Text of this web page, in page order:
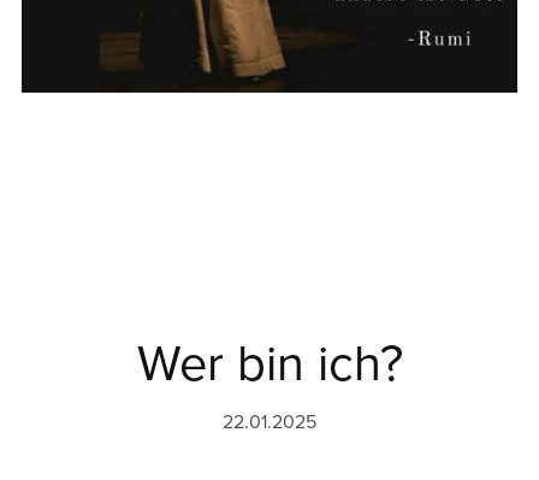
Wer bin ich?
22.01.2025